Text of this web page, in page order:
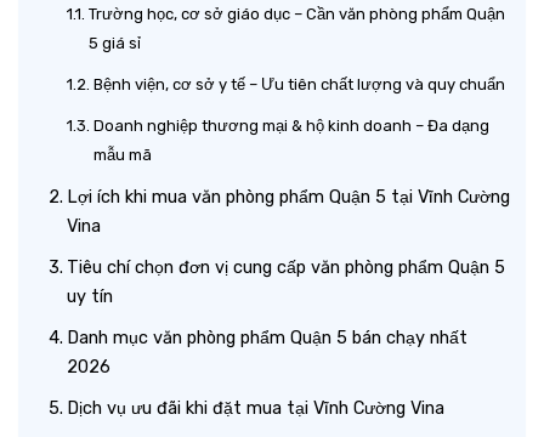
Trường học, cơ sở giáo dục – Cần văn phòng phẩm Quận
5 giá sỉ
Bệnh viện, cơ sở y tế – Ưu tiên chất lượng và quy chuẩn
Doanh nghiệp thương mại & hộ kinh doanh – Đa dạng
mẫu mã
Lợi ích khi mua văn phòng phẩm Quận 5 tại Vĩnh Cường
Vina
Tiêu chí chọn đơn vị cung cấp văn phòng phẩm Quận 5
uy tín
Danh mục văn phòng phẩm Quận 5 bán chạy nhất
2026
Dịch vụ ưu đãi khi đặt mua tại Vĩnh Cường Vina